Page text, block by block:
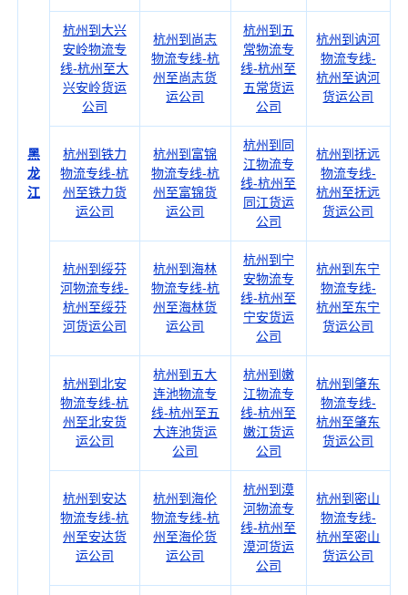
黑
龙
江
杭州到大兴
安岭物流专
线-杭州至大
兴安岭货运
公司
杭州到尚志
物流专线-杭
州至尚志货
运公司
杭州到五
常物流专
线-杭州至
五常货运
公司
杭州到讷河
物流专线-
杭州至讷河
货运公司
杭州到铁力
物流专线-杭
州至铁力货
运公司
杭州到富锦
物流专线-杭
州至富锦货
运公司
杭州到同
江物流专
线-杭州至
同江货运
公司
杭州到抚远
物流专线-
杭州至抚远
货运公司
杭州到绥芬
河物流专线-
杭州至绥芬
河货运公司
杭州到海林
物流专线-杭
州至海林货
运公司
杭州到宁
安物流专
线-杭州至
宁安货运
公司
杭州到东宁
物流专线-
杭州至东宁
货运公司
杭州到北安
物流专线-杭
州至北安货
运公司
杭州到五大
连池物流专
线-杭州至五
大连池货运
公司
杭州到嫩
江物流专
线-杭州至
嫩江货运
公司
杭州到肇东
物流专线-
杭州至肇东
货运公司
杭州到安达
物流专线-杭
州至安达货
运公司
杭州到海伦
物流专线-杭
州至海伦货
运公司
杭州到漠
河物流专
线-杭州至
漠河货运
公司
杭州到密山
物流专线-
杭州至密山
货运公司